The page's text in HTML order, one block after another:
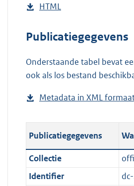
o
n
o
a
p
l
i
c
a
e
t
n
d
g
o
t
t
e
D
w
l
o
d
b
l
i
c
HTML
s
a
n
s
o
o
t
t
Publicatiegegevens
Onderstaande tabel bevat
ook als los bestand
Metadata in XML
Publicatiegegevens
Collectie
Identifier